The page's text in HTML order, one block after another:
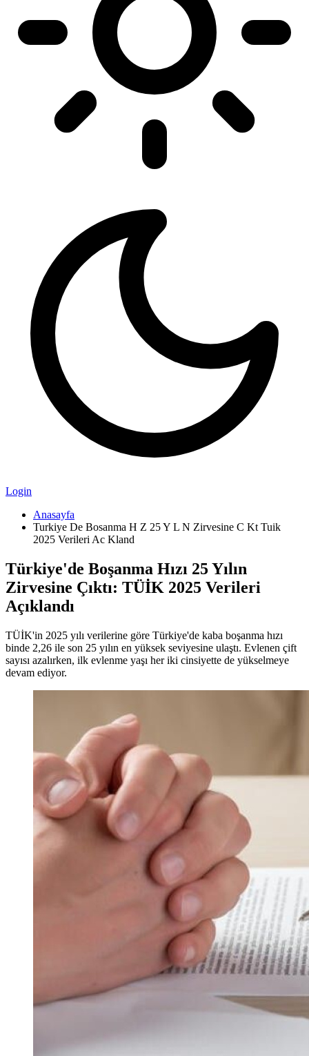
Login
Anasayfa
Turkiye De Bosanma H Z 25 Y L N Zirvesine C Kt Tuik
2025 Verileri Ac Kland
Türkiye'de Boşanma Hızı 25 Yılın
Zirvesine Çıktı: TÜİK 2025 Verileri
Açıklandı
TÜİK'in 2025 yılı verilerine göre Türkiye'de kaba boşanma hızı
binde 2,26 ile son 25 yılın en yüksek seviyesine ulaştı. Evlenen çift
sayısı azalırken, ilk evlenme yaşı her iki cinsiyette de yükselmeye
devam ediyor.